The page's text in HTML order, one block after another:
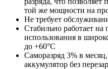
той же мощности на
Не требует
Стабильно работает на
использования в
до +60°С
Саморазряд 3% в
аккумулятор без